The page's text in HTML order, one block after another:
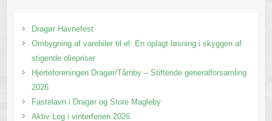
Dragør Havnefest
Ombygning af varebiler til el: En oplagt løsning i skyggen af
stigende oliepriser
Hjerteforeningen Dragør/Tårnby – Stiftende generalforsamling
2026
Fastelavn i Dragør og Store Magleby
Aktiv Leg i vinterferien 2026